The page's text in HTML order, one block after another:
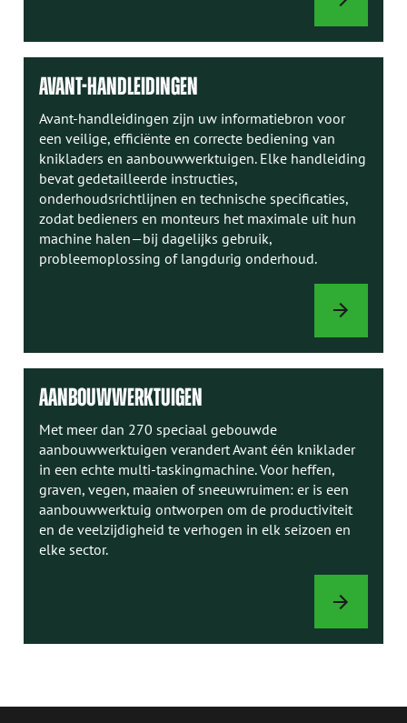
AVANT-HANDLEIDINGEN
Avant-handleidingen zijn uw informatiebron voor
een veilige, efficiënte en correcte bediening van
knikladers en aanbouwwerktuigen. Elke handleiding
bevat gedetailleerde instructies,
onderhoudsrichtlijnen en technische specificaties,
zodat bedieners en monteurs het maximale uit hun
machine halen—bij dagelijks gebruik,
probleemoplossing of langdurig onderhoud.
AVANT-
AANBOUWWERKTUIGEN
Met meer dan 270 speciaal gebouwde
aanbouwwerktuigen verandert Avant één kniklader
in een echte multi-taskingmachine. Voor heffen,
graven, vegen, maaien of sneeuwruimen: er is een
aanbouwwerktuig ontworpen om de productiviteit
en de veelzijdigheid te verhogen in elk seizoen en
elke sector.